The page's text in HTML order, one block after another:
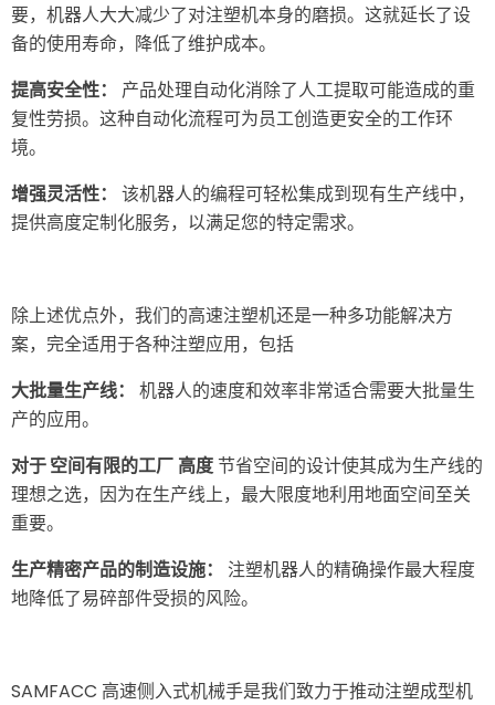
要，机器人大大减少了对注塑机本身的磨损。这就延长了设
备的使用寿命，降低了维护成本。
提高安全性：
产品处理自动化消除了人工提取可能造成的重
复性劳损。这种自动化流程可为员工创造更安全的工作环
境。
增强灵活性：
该机器人的编程可轻松集成到现有生产线中，
提供高度定制化服务，以满足您的特定需求。
除上述优点外，我们的高速注塑机还是一种多功能解决方
案，完全适用于各种注塑应用，包括
大批量生产线：
机器人的速度和效率非常适合需要大批量生
产的应用。
对于空间有限的工厂 高度 节省空间的设计使其成为生产线的
理想之选，因为在生产线上，最大限度地利用地面空间至关
重要。
生产精密产品的制造设施：
注塑机器人的精确操作最大程度
地降低了易碎部件受损的风险。
SAMFACC 高速侧入式机械手是我们致力于推动注塑成型机